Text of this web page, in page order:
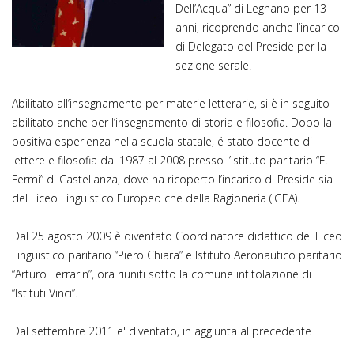
Dell’Acqua” di Legnano per 13
anni, ricoprendo anche l’incarico
di Delegato del Preside per la
sezione serale.
Abilitato all’insegnamento per materie letterarie, si è in seguito
abilitato anche per l’insegnamento di storia e filosofia. Dopo la
positiva esperienza nella scuola statale, é stato docente di
lettere e filosofia dal 1987 al 2008 presso l’Istituto paritario “E.
Fermi” di Castellanza, dove ha ricoperto l’incarico di Preside sia
del Liceo Linguistico Europeo che della Ragioneria (IGEA).
Dal 25 agosto 2009 è diventato Coordinatore didattico del Liceo
Linguistico paritario “Piero Chiara” e Istituto Aeronautico paritario
“Arturo Ferrarin”, ora riuniti sotto la comune intitolazione di
“Istituti Vinci”.
Dal settembre 2011 e' diventato, in aggiunta al precedente